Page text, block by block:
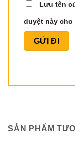
Lưu tên
duyệt này
SẢN PHẨM